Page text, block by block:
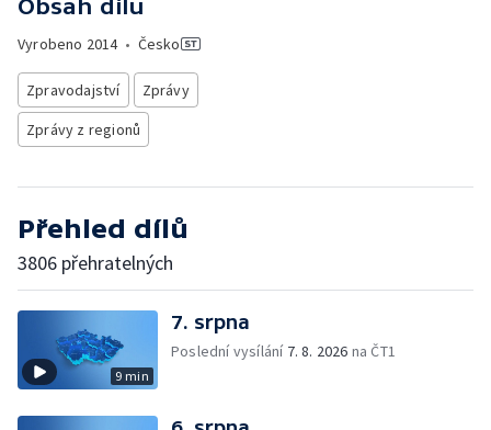
Obsah dílu
Vyrobeno 2014• Česko
Zpravodajství
Zprávy
Zprávy z regionů
Přehled dílů
3806 přehratelných
9 min
7. srpna
Poslední vysílání 7. 8. 2026 na ČT1